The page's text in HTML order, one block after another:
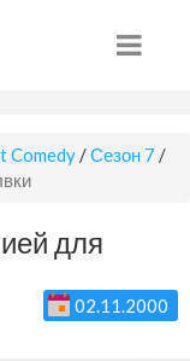
Comedy /Сезон 7 /
для
02.11.2000